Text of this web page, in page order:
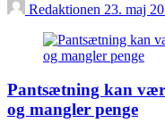
Redaktionen 23. maj
Pantsætning kan
og mangler penge